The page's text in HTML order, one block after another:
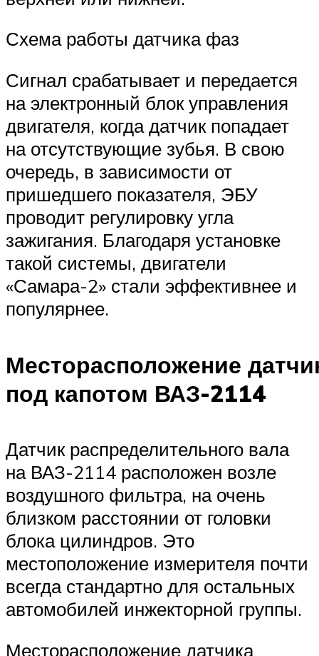
Схема работы датчика фаз
Сигнал срабатывает и передается
на электронный блок управления
двигателя, когда датчик попадает
на отсутствующие зубья. В свою
очередь, в зависимости от
пришедшего показателя, ЭБУ
проводит регулировку угла
зажигания. Благодаря установке
такой системы, двигатели
«Самара-2» стали эффективнее и
популярнее.
Месторасположение
под капотом ВАЗ-2114
Датчик распределительного вала
на ВАЗ-2114 расположен возле
воздушного фильтра, на очень
близком расстоянии от головки
блока цилиндров. Это
местоположение измерителя почти
всегда стандартно для остальных
автомобилей инжекторной группы.
Месторасположение датчика